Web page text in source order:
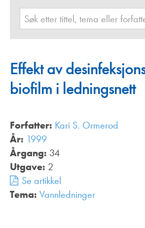
Effekt av
biofilm i ledningsnett
Forfatter: Kari S. Ormerod
År: 1999
Årgang: 34
Utgave: 2
Se artikkel
Tema: Vannledninger